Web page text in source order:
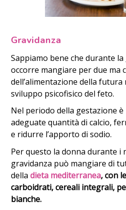
Gravidanza
Sappiamo bene che durante
occorre mangiare per due ma
dell’alimentazione della futura
sviluppo psicofisico del feto.
Nel periodo della gestazione
adeguate quantità di calcio,
e ridurre l’apporto di sodio.
Per questo la donna durante i
gravidanza può mangiare di
delladieta mediterranea, con
carboidrati, cereali integrali,
bianche.